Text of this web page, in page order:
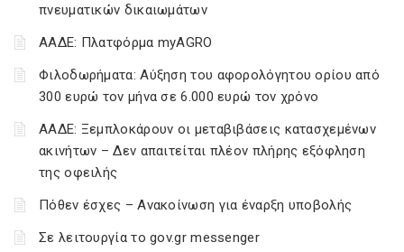
πνευματικών δικαιωμάτων
ΑΑΔΕ: Πλατφόρμα myAGRO
Φιλοδωρήματα: Αύξηση του αφορολόγητου ορίου από
300 ευρώ τον μήνα σε 6.000 ευρώ τον χρόνο
ΑΑΔΕ: Ξεμπλοκάρουν οι μεταβιβάσεις κατασχεμένων
ακινήτων – Δεν απαιτείται πλέον πλήρης εξόφληση
της οφειλής
Πόθεν έσχες – Ανακοίνωση για έναρξη υποβολής
Σε λειτουργία το gov.gr messenger